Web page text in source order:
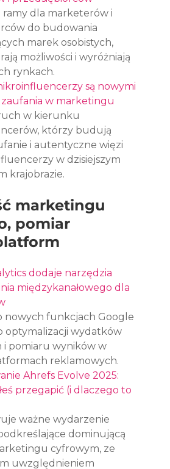
dla marketerów i
do budowania
marek osobistych,
możliwości i wyróżniają
rynkach.
są nowymi
w marketingu
w kierunku
którzy budują
i autentyczne więzi
w dzisiejszym
krajobrazie.
marketingu
pomiar
dodaje narzędzia
międzykanałowego dla
nowych funkcjach Google
optymalizacji wydatków
i pomiaru wyników w
reklamowych.
Ahrefs Evolve 2025:
przegapić (i dlaczego to
ważne wydarzenie
dominującą
cyfrowym, ze
uwzględnieniem